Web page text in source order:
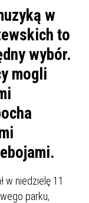
w
to
wybór.
mogli
w niedzielę 11
parku,